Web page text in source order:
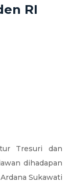
RI
Tresuri dan
dihadapan
Sukawati